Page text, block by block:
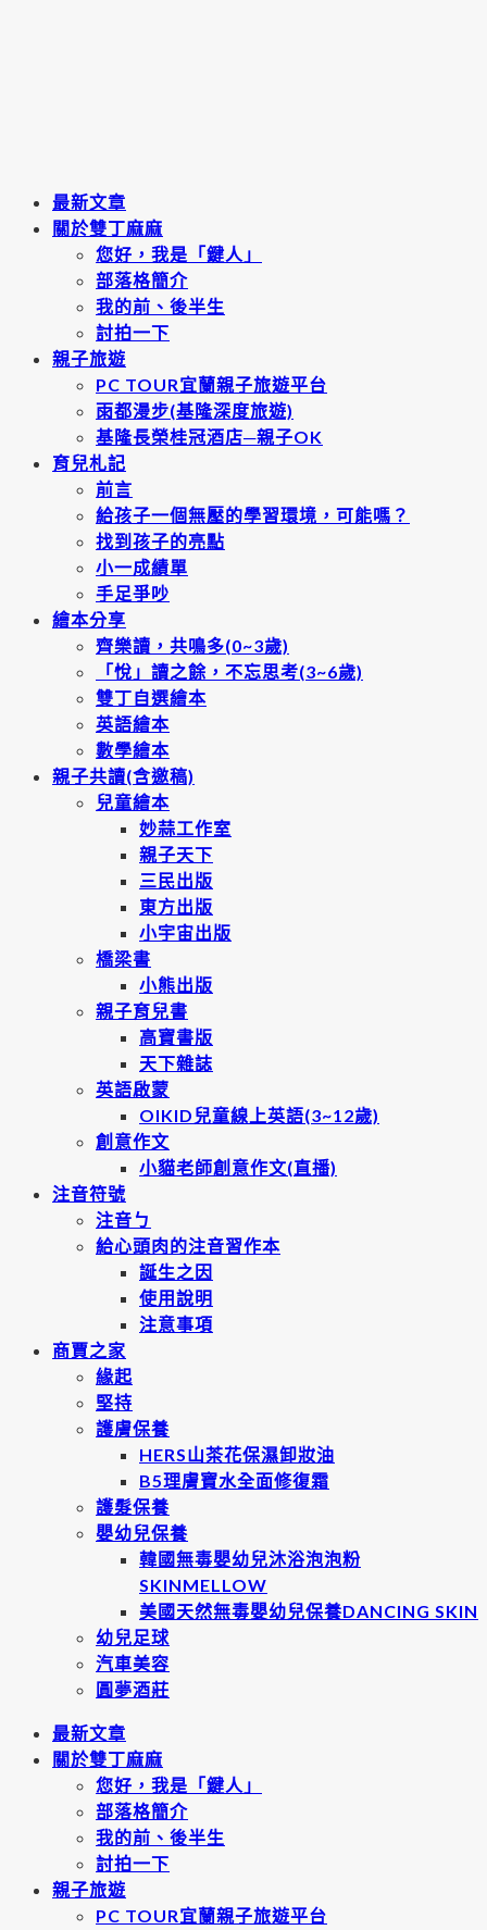
最新文章
關於雙丁麻麻
您好，我是「鍵人」
部落格簡介
我的前、後半生
討拍一下
親子旅遊
PC TOUR宜蘭親子旅遊平台
雨都漫步(基隆深度旅遊)
基隆長榮桂冠酒店─親子OK
育兒札記
前言
給孩子一個無壓的學習環境，可能嗎？
找到孩子的亮點
小一成績單
手足爭吵
繪本分享
齊樂讀，共鳴多(0~3歲)
「悅」讀之餘，不忘思考(3~6歲)
雙丁自選繪本
英語繪本
數學繪本
親子共讀(含邀稿)
兒童繪本
妙蒜工作室
親子天下
三民出版
東方出版
小宇宙出版
橋梁書
小熊出版
親子育兒書
高寶書版
天下雜誌
英語啟蒙
OIKID兒童線上英語(3~12歲)
創意作文
小貓老師創意作文(直播)
注音符號
注音ㄅ
給心頭肉的注音習作本
誕生之因
使用說明
注意事項
商賈之家
緣起
堅持
護膚保養
HERS山茶花保濕卸妝油
B5理膚寶水全面修復霜
護髮保養
嬰幼兒保養
韓國無毒嬰幼兒沐浴泡泡粉
SKINMELLOW
美國天然無毒嬰幼兒保養DANCING SKIN
幼兒足球
汽車美容
圓夢酒莊
最新文章
關於雙丁麻麻
您好，我是「鍵人」
部落格簡介
我的前、後半生
討拍一下
親子旅遊
PC TOUR宜蘭親子旅遊平台